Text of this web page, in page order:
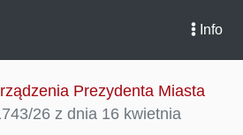
Info
Prezydenta Miasta
26 z dnia 16 kwietnia